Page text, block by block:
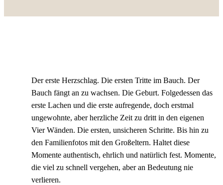
Der erste Herzschlag. Die ersten Tritte im Bauch. Der
Bauch fängt an zu wachsen. Die Geburt. Folgedessen das
erste Lachen und die erste aufregende, doch erstmal
ungewohnte, aber herzliche Zeit zu dritt in den eigenen
Vier Wänden. Die ersten, unsicheren Schritte. Bis hin zu
den Familienfotos mit den Großeltern. Haltet diese
Momente authentisch, ehrlich und natürlich fest. Momente,
die viel zu schnell vergehen, aber an Bedeutung nie
verlieren.